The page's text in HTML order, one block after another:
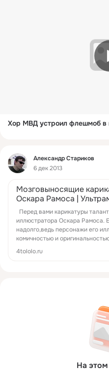
Хор МВД устроил флешмоб в
Фид
Александр Стариков
6 дек 2013
Мозговыносящие
Оскара Рамоса |
Перед вами карикатуры
иллюстратора Оскара Рамоса.
надолго,ведь персонажи его
комичностью и
способны вызвать интерес у
4tololo.ru
На